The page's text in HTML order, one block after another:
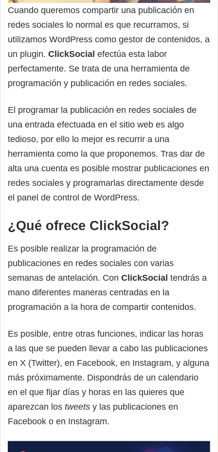
Cuando queremos compartir una publicación en
redes sociales lo normal es que recurramos, si
utilizamos WordPress como gestor de contenidos, a
un plugin. ClickSocial efectúa esta labor
perfectamente. Se trata de una herramienta de
programación y publicación en redes sociales.
El programar la publicación en redes sociales de
una entrada efectuada en el sitio web es algo
tedioso, por ello lo mejor es recurrir a una
herramienta como la que proponemos. Tras dar de
alta una cuenta es posible mostrar publicaciones en
redes sociales y programarlas directamente desde
el panel de control de WordPress.
¿Qué ofrece ClickSocial?
Es posible realizar la programación de
publicaciones en redes sociales con varias
semanas de antelación. Con ClickSocial tendrás a
mano diferentes maneras centradas en la
programación a la hora de compartir contenidos.
Es posible, entre otras funciones, indicar las horas
a las que se pueden llevar a cabo las publicaciones
en X (Twitter), en Facebook, en Instagram, y alguna
más próximamente. Dispondrás de un calendario
en el que fijar días y horas en las quieres que
aparezcan los tweets y las publicaciones en
Facebook o en Instagram.